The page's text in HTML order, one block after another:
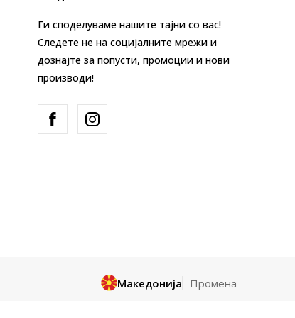
Ги споделуваме нашите тајни со вас!
Следете не на социјалните мрежи и
дознајте за попусти, промоции и нови
производи!
Македонија Промена